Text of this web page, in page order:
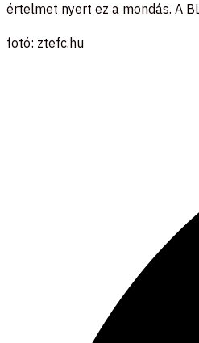
értelmet nyert ez a mondás. A
fotó: ztefc.hu